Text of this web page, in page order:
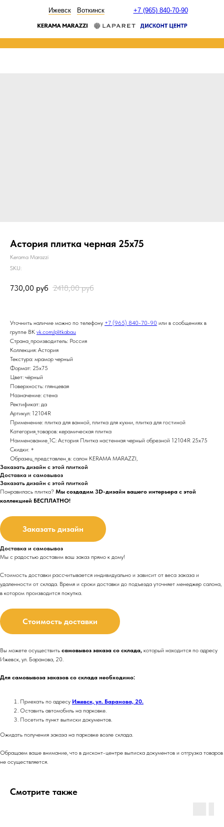
+7 (965) 840-70-90
Ижевск Воткинск
Астория плитка черная 25х75
Kerama Marazzi
SKU:
730,00 руб 2418,00 руб
Уточнить наличие можно по телефону +7 (965) 840-70-90 или в сообщениях в
группе ВК vk.com/plitkabau
Страна_производитель: Россия
Коллекция: Астория
Текстура: мрамор черный
Формат: 25x75
Цвет: чёрный
Поверхность: глянцевая
Назначение: стена
Ректификат: да
Артикул: 12104R
Применение: плитка для ванной, плитка для кухни, плитка для гостиной
Категория_товаров: керамическая плитка
Наименование_1С: Астория Плитка настенная черный обрезной 12104R 25х75
Скидки: +
Образец_представлен_в: салон KERAMA MARAZZI,
Заказать дизайн с этой плиткой
Доставка и самовывоз
Заказать дизайн с этой плиткой
Понравилась плитка? Мы создадим 3D-дизайн вашего интерьера с этой
коллекцией БЕСПЛАТНО!
Заказать дизайн
Доставка и самовывоз
Мы с радостью доставим ваш заказ прямо к дому!
Стоимость доставки рассчитывается индивидуально и зависит от веса заказа и
удаленности от склада. Время и сроки доставки до подъезда уточняет менеджер салона,
в котором производится покупка.
Стоимость доставки
Вы можете осуществить самовывоз заказа со склада, который находится по адресу
Ижевск, ул. Баранова, 20.
Для самовывоза заказов со склада необходимо:
Приехать по адресу Ижевск, ул. Баранова, 20.
Оставить автомобиль на парковке.
Посетить пункт выписки документов.
Ожидать получения заказа на парковке возле склада.
Обращаем ваше внимание, что в дисконт-центре выписка документов и отгрузка товаров
не осуществляется.
Смотрите также